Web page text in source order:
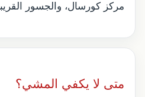
مركز كورسال، والجسور
متى لا يكفي المشي؟